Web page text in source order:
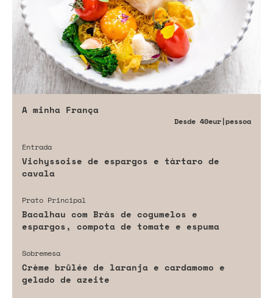
A minha França
Desde 40eur|pessoa
Entrada
Vichyssoise de espargos e tártaro de
cavala
Prato Principal
Bacalhau com Brás de cogumelos e
espargos, compota de tomate e espuma
Sobremesa
Crème brûlée de laranja e cardamomo e
gelado de azeite